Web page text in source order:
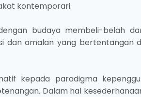
kontemporari.
budaya membeli-belah
dan amalan yang bertentangan
kepada paradigma
Dalam hal